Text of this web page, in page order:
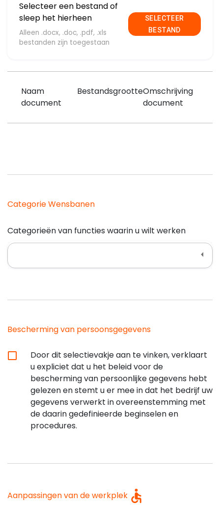
Naam
document
BestandsgrootteOmschrijving
document
Selecteer een bestand of
sleep het hierheen
Alleen .docx, .doc, .pdf, .xls
bestanden zijn toegestaan
SELECTEER
BESTAND
Categorie Wensbanen
Categorieën van functies waarin u wilt werken
Bescherming van persoonsgegevens
Door dit selectievakje aan te vinken, verklaart
u expliciet dat u het beleid voor de
bescherming van persoonlijke gegevens hebt
gelezen en stemt u er mee in dat het bedrijf uw
gegevens verwerkt in overeenstemming met
de daarin gedefinieerde beginselen en
procedures.
Aanpassingen van de werkplek